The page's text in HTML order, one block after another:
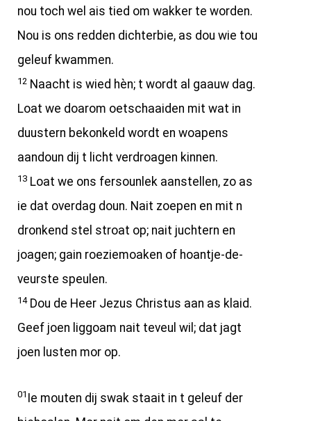
nou toch wel ais tied om wakker te worden.
Nou is ons redden dichterbie, as dou wie tou
geleuf kwammen.
12 Naacht is wied hèn; t wordt al gaauw dag.
Loat we doarom oetschaaiden mit wat in
duustern bekonkeld wordt en woapens
aandoun dij t licht verdroagen kinnen.
13 Loat we ons fersounlek aanstellen, zo as
ie dat overdag doun. Nait zoepen en mit n
dronkend stel stroat op; nait juchtern en
joagen; gain roeziemoaken of hoantje-de-
veurste speulen.
14Dou de Heer Jezus Christus aan as klaid.
Geef joen liggoam nait teveul wil; dat jagt
joen lusten mor op.
01 Ie mouten dij swak staait in t geleuf der